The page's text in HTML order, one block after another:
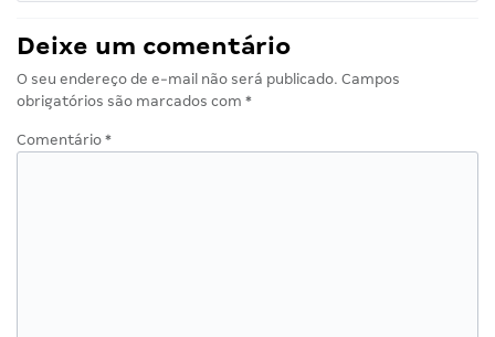
Deixe um comentário
O seu endereço de e-mail não será publicado. Campos
obrigatórios são marcados com *
Comentário *